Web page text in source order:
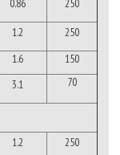
0.86
250
1.2
250
1.6
150
3.1
70
1.2
250